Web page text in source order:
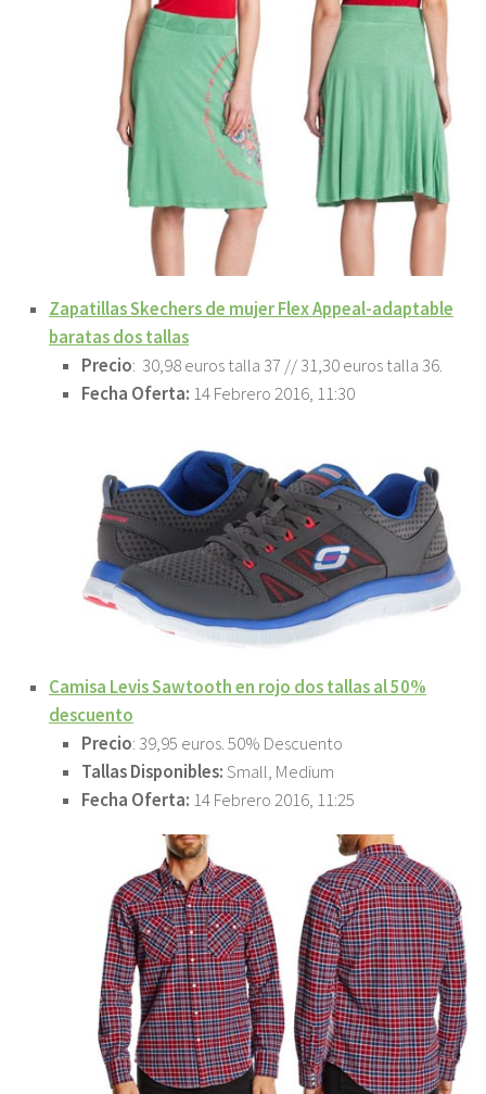
Zapatillas Skechers de mujer Flex Appeal-adaptable
baratas dos tallas
Precio: 30,98 euros talla 37 // 31,30 euros talla 36.
Fecha Oferta: 14 Febrero 2016, 11:30
Camisa Levis Sawtooth en rojo dos tallas al 50%
descuento
Precio: 39,95 euros. 50% Descuento
Tallas Disponibles:Small, Medium
Fecha Oferta: 14 Febrero 2016, 11:25